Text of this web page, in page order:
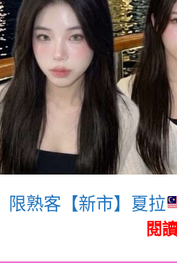
限熟客【新市】夏拉
閱